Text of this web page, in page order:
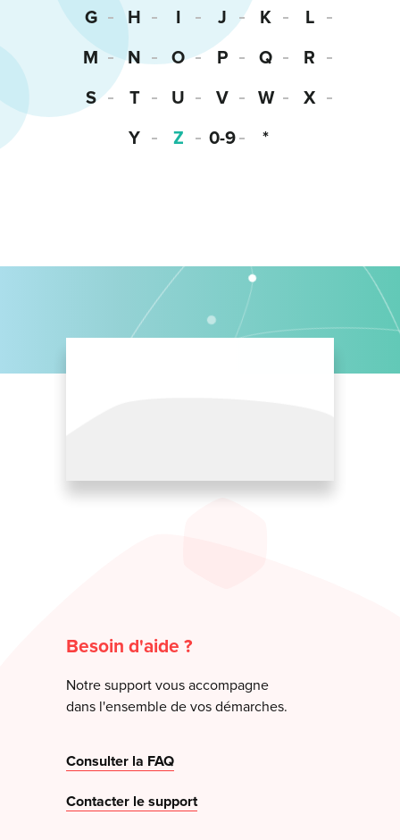
G
H I J K
L
M
N O P Q
R
S
T U V W
X
Y
Z 0-9 *
Besoin d'aide ?
Notre support vous accompagne
dans l'ensemble de vos démarches.
Consulter la FAQ
Contacter le support